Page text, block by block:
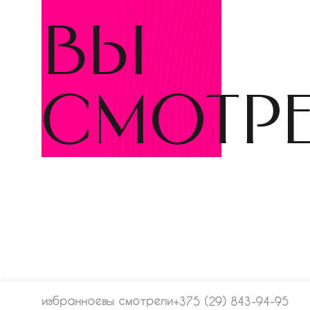
вы
избранноевы смотрели+375 (29) 843-94-95